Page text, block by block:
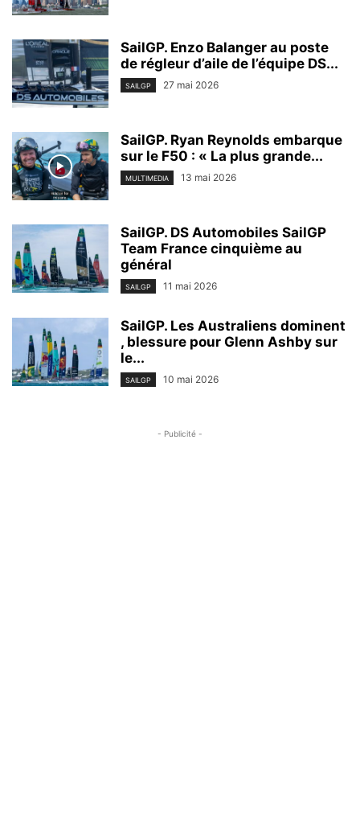
SailGP. Enzo Balanger au poste
de régleur d’aile de l’équipe DS...
SAILGP 27 mai 2026
SailGP. Ryan Reynolds embarque
sur le F50 : « La plus grande...
MULTIMEDIA 13 mai 2026
SailGP. DS Automobiles SailGP
Team France cinquième au
général
SAILGP 11 mai 2026
SailGP. Les Australiens dominent
, blessure pour Glenn Ashby sur
le...
SAILGP 10 mai 2026
- Publicité -